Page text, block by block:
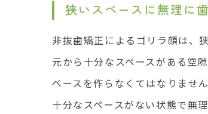
狭いスペースに無理に
非抜歯矯正によるゴリラ顔は、
元から十分なスペースがある空
ペースを作らなくてはなりません
十分なスペースがない状態で無